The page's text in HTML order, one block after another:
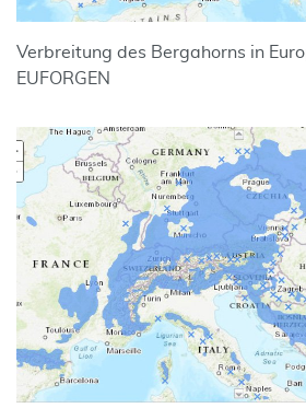
Verbreitung des Bergahorns in
EUFORGEN